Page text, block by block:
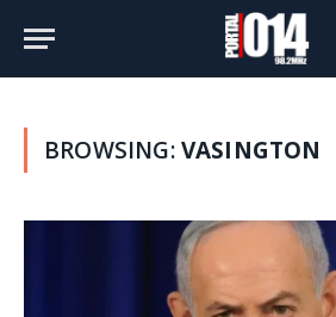
BROWSING:VASINGTON